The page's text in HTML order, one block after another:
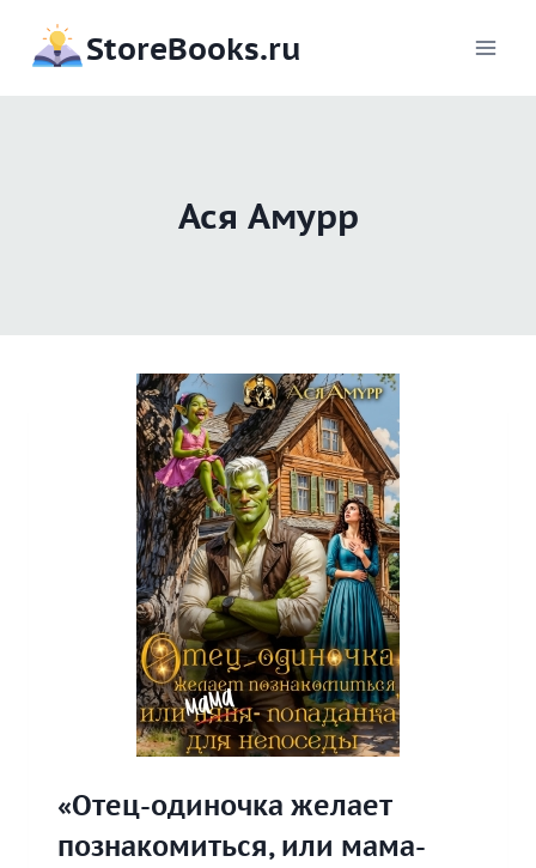
содержимому
StoreBooks.ru
Ася Амурр
«Отец-одиночка желает
познакомиться, или мама-